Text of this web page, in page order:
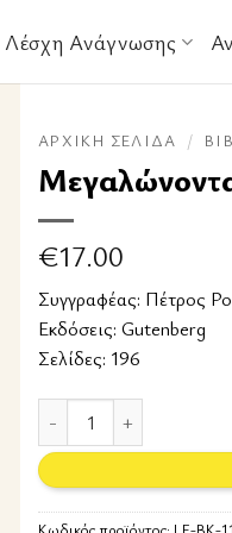
Λέσχη Ανάγνωσης
ΑΡΧΙΚΉ ΣΕΛΊΔΑ /
€17.00
Συγγραφέας: Πέτρος
Εκδόσεις: Gutenberg
Σελίδες: 196